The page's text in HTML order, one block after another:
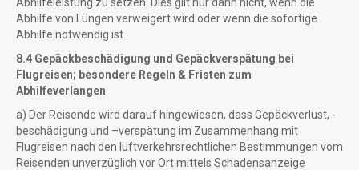
Abhilfe von Lüngen verweigert wird oder wenn die sofortige
Abhilfe notwendig ist.
8.4 Gepäckbeschädigung und Gepäckverspätung bei
Flugreisen; besondere Regeln & Fristen zum
Abhilfeverlangen
a) Der Reisende wird darauf hingewiesen, dass Gepäckverlust, -
beschädigung und –verspätung im Zusammenhang mit
Flugreisen nach den luftverkehrsrechtlichen Bestimmungen vom
Reisenden unverzüglich vor Ort mittels Schadensanzeige